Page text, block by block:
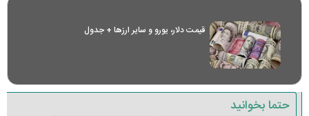
قیمت دلار، یورو و سایر ارز‌ها + جدول
حتما بخوانید